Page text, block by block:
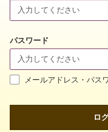
パスワード
メールアドレス・パス
ロ